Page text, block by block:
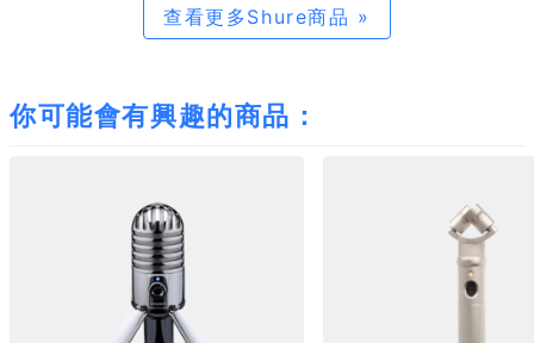
查看更多Shure商品 »
你可能會有興趣的商品：